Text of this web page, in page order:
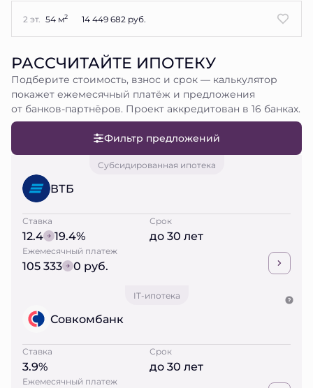
2 эт. 54 м2 14 449 682 руб.
РАССЧИТАЙТЕ ИПОТЕКУ
Подберите стоимость, взнос и срок — калькулятор
покажет ежемесячный платёж и предложения
от банков-партнёров. Проект аккредитован в 16 банках.
Фильтр предложений
Субсидированная ипотека
ВТБ
Ставка
12.4 19.4%
Срок
до 30 лет
Ежемесячный платеж
105 333 0 руб.
IT-ипотека
Совкомбанк
Ставка
3.9%
Срок
до 30 лет
Ежемесячный платеж